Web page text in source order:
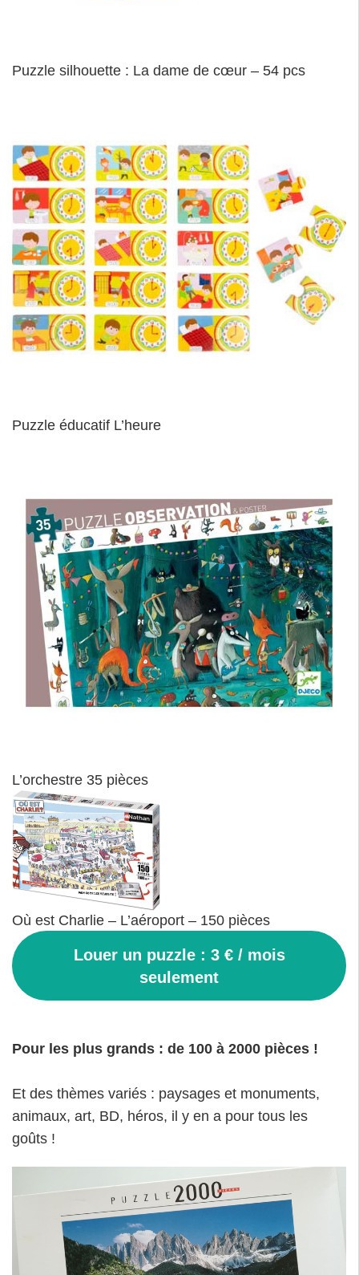
Puzzle silhouette : La dame de cœur – 54 pcs
Puzzle éducatif L’heure
L’orchestre 35 pièces
Où est Charlie – L’aéroport – 150 pièces
Louer un puzzle : 3 € / mois
seulement
Pour les plus grands : de 100 à 2000 pièces !
Et des thèmes variés : paysages et monuments,
animaux, art, BD, héros, il y en a pour tous les
goûts !